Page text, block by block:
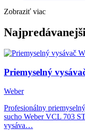
Zobraziť viac
Priemyselný
Weber
Profesionálny
sucho Weber VCL 703
vysáva…